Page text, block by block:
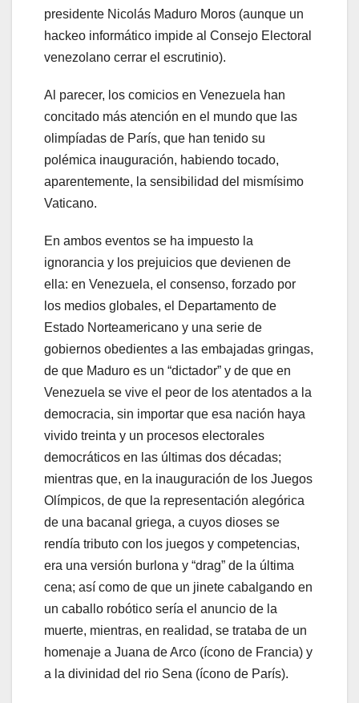
presidente Nicolás Maduro Moros (aunque un
hackeo informático impide al Consejo Electoral
venezolano cerrar el escrutinio).
Al parecer, los comicios en Venezuela han
concitado más atención en el mundo que las
olimpíadas de París, que han tenido su
polémica inauguración, habiendo tocado,
aparentemente, la sensibilidad del mismísimo
Vaticano.
En ambos eventos se ha impuesto la
ignorancia y los prejuicios que devienen de
ella: en Venezuela, el consenso, forzado por
los medios globales, el Departamento de
Estado Norteamericano y una serie de
gobiernos obedientes a las embajadas gringas,
de que Maduro es un “dictador” y de que en
Venezuela se vive el peor de los atentados a la
democracia, sin importar que esa nación haya
vivido treinta y un procesos electorales
democráticos en las últimas dos décadas;
mientras que, en la inauguración de los Juegos
Olímpicos, de que la representación alegórica
de una bacanal griega, a cuyos dioses se
rendía tributo con los juegos y competencias,
era una versión burlona y “drag” de la última
cena; así como de que un jinete cabalgando en
un caballo robótico sería el anuncio de la
muerte, mientras, en realidad, se trataba de un
homenaje a Juana de Arco (ícono de Francia) y
a la divinidad del rio Sena (ícono de París).